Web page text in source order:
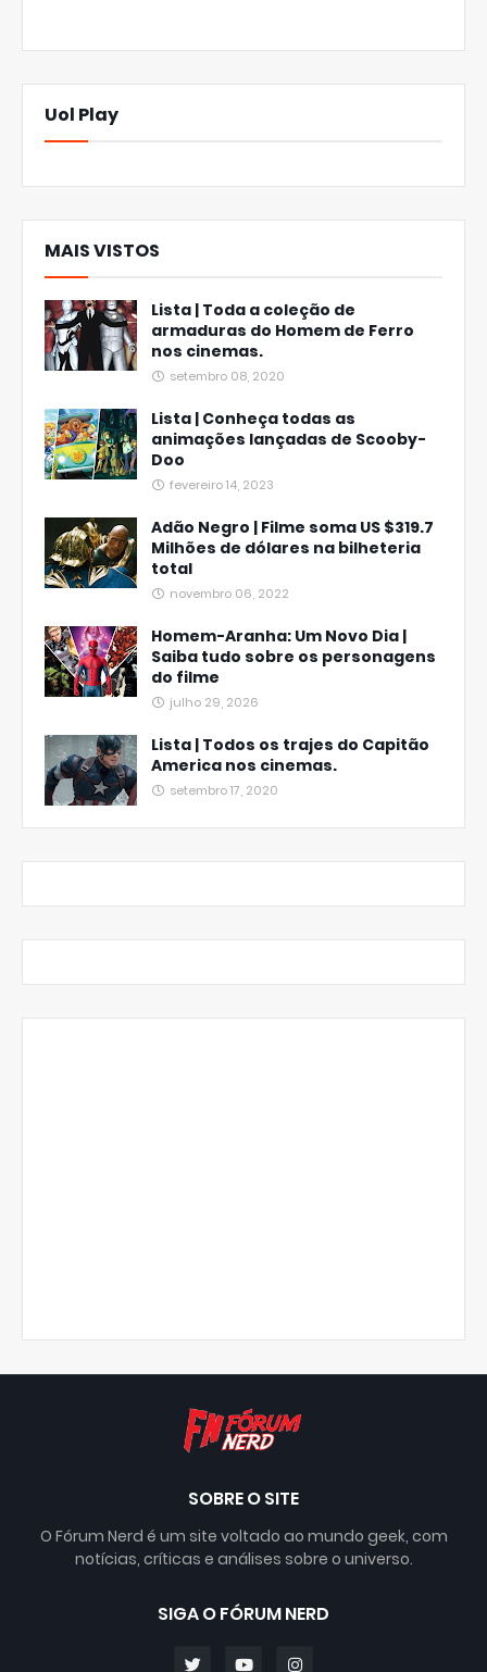
Uol Play
MAIS VISTOS
Lista | Toda a coleção de
armaduras do Homem de Ferro
nos cinemas.
setembro 08, 2020
Lista | Conheça todas as
animações lançadas de Scooby-
Doo
fevereiro 14, 2023
Adão Negro | Filme soma US $319.7
Milhões de dólares na bilheteria
total
novembro 06, 2022
Homem-Aranha: Um Novo Dia |
Saiba tudo sobre os personagens
do filme
julho 29, 2026
Lista | Todos os trajes do Capitão
America nos cinemas.
setembro 17, 2020
SOBRE O SITE
O Fórum Nerd é um site voltado ao mundo geek, com
notícias, críticas e análises sobre o universo.
SIGA O FÓRUM NERD